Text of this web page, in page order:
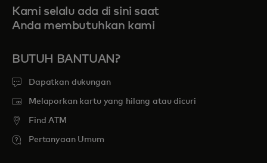
Kami selalu ada di sini saat
Anda membutuhkan kami
BUTUH BANTUAN?
Dapatkan dukungan
Melaporkan kartu yang hilang atau dicuri
Find ATM
Pertanyaan Umum